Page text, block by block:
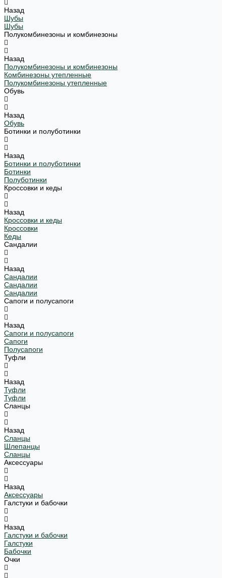
Назад
Шубы
Шубы
Полукомбинезоны и комбинезоны
Назад
Полукомбинезоны и комбинезоны
Комбинезоны утепленные
Полукомбинезоны утепленные
Обувь
Назад
Обувь
Ботинки и полуботинки
Назад
Ботинки и полуботинки
Ботинки
Полуботинки
Кроссовки и кеды
Назад
Кроссовки и кеды
Кроссовки
Кеды
Сандалии
Назад
Сандалии
Сандалии
Сандалии
Сапоги и полусапоги
Назад
Сапоги и полусапоги
Сапоги
Полусапоги
Туфли
Назад
Туфли
Туфли
Сланцы
Назад
Сланцы
Шлепанцы
Сланцы
Аксессуары
Назад
Аксессуары
Галстуки и бабочки
Назад
Галстуки и бабочки
Галстуки
Бабочки
Очки